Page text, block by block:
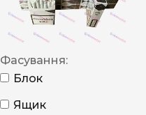
Фасування:
Блок
Ящик